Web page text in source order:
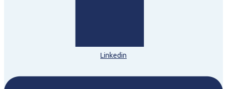
Linkedin